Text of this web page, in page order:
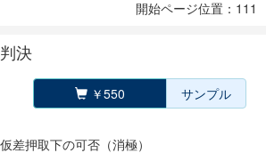
開始ページ位置：111
決
￥550 サンプル
差押取下の可否（消極）